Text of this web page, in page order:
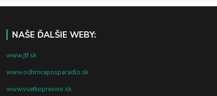
NAŠE ĎALŠIE WEBY:
www.jtf.sk
www.odhrncaposparadlo.sk
www.vsetkoprevino.sk